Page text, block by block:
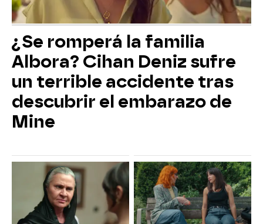
¿Se romperá la familia
Albora? Cihan Deniz sufre
un terrible accidente tras
descubrir el embarazo de
Mine